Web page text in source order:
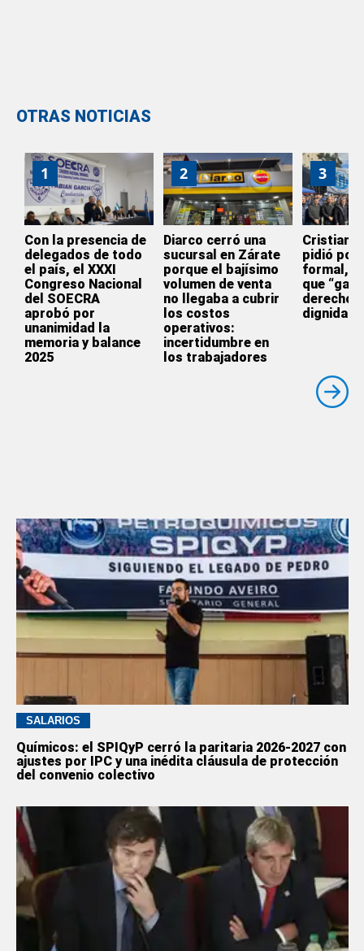
OTRAS NOTICIAS
1
Con la presencia de
delegados de todo
el país, el XXXI
Congreso Nacional
del SOECRA
aprobó por
unanimidad la
memoria y balance
2025
2
Diarco cerró una
sucursal en Zárate
porque el bajísimo
volumen de venta
no llegaba a cubrir
los costos
operativos:
incertidumbre en
los trabajadores
3
Cristian
pidió por
formal,
que
derechos
dignidad”
SALARIOS
Químicos: el SPIQyP cerró la paritaria 2026-2027 con
ajustes por IPC y una inédita cláusula de protección
del convenio colectivo